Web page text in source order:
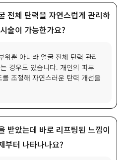
전체 탄력을 자연스럽게 관리하
술이 가능한가요?
위뿐 아니라 얼굴 전체 탄력 관리
경우도 있습니다. 개인의 피부
조절해 자연스러운 탄력 개선을
받았는데 바로 리프팅된 느낌이
부터 나타나나요?